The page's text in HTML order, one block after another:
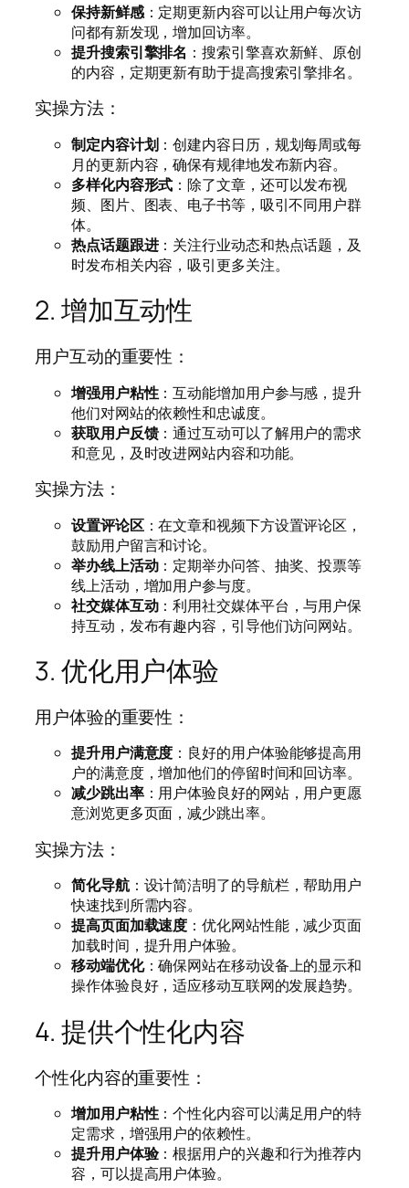
保持新鲜感：定期更新内容可以让用户每次访
问都有新发现，增加回访率。
提升搜索引擎排名 ：搜索引擎喜欢新鲜、原创
的内容，定期更新有助于提高搜索引擎排名。
实操方法：
制定内容计划：创建内容日历，规划每周或每
月的更新内容，确保有规律地发布新内容。
多样化内容形式 ：除了文章，还可以发布视
频、图片、图表、电子书等，吸引不同用户群
体。
热点话题跟进：关注行业动态和热点话题，及
时发布相关内容，吸引更多关注。
2. 增加互动性
用户互动的重要性：
增强用户粘性：互动能增加用户参与感，提升
他们对网站的依赖性和忠诚度。
获取用户反馈：通过互动可以了解用户的需求
和意见，及时改进网站内容和功能。
实操方法：
设置评论区：在文章和视频下方设置评论区，
鼓励用户留言和讨论。
举办线上活动：定期举办问答、抽奖、投票等
线上活动，增加用户参与度。
社交媒体互动：利用社交媒体平台，与用户保
持互动，发布有趣内容，引导他们访问网站。
3. 优化用户体验
用户体验的重要性：
提升用户满意度 ：良好的用户体验能够提高用
户的满意度，增加他们的停留时间和回访率。
减少跳出率：用户体验良好的网站，用户更愿
意浏览更多页面，减少跳出率。
实操方法：
简化导航：设计简洁明了的导航栏，帮助用户
快速找到所需内容。
提高页面加载速度 ：优化网站性能，减少页面
加载时间，提升用户体验。
移动端优化：确保网站在移动设备上的显示和
操作体验良好，适应移动互联网的发展趋势。
4. 提供个性化内容
个性化内容的重要性：
增加用户粘性：个性化内容可以满足用户的特
定需求，增强用户的依赖性。
提升用户体验：根据用户的兴趣和行为推荐内
容，可以提高用户体验。